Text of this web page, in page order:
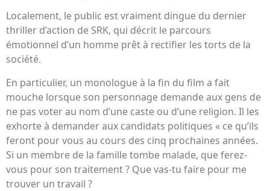
Localement, le public est vraiment dingue du dernier
thriller d’action de SRK, qui décrit le parcours
émotionnel d’un homme prêt à rectifier les torts de la
société.
En particulier, un monologue à la fin du film a fait
mouche lorsque son personnage demande aux gens de
ne pas voter au nom d’une caste ou d’une religion. Il les
exhorte à demander aux candidats politiques « ce qu’ils
feront pour vous au cours des cinq prochaines années.
Si un membre de la famille tombe malade, que ferez-
vous pour son traitement ? Que vas-tu faire pour me
trouver un travail ?